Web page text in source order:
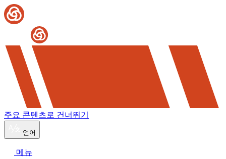
주요 콘텐츠로 건너뛰기
언어
메뉴